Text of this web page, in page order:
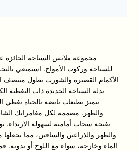
مجموعة ملابس السباحة الحائزة
للسباحة وركوب الأمواج. استمتعي
الأكمام القصيرة والشورت بطول منتصف
بدلة السباحة الجديدة ذات التغطية
تتميز بطبعات نابضة بالحياة تغطي
والظهر. مصممة لكل مغامراتك
بفتحة سحاب أمامية لسهولة الارتداء.
والظهر والذراعين والساقين، مما يجعلها
الماء وخارجه، سواء مع اللوح أو بدونه.